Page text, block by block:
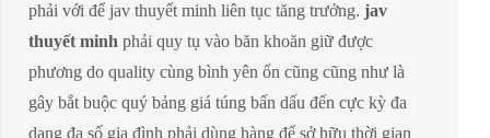
phải với để jav thuyết minh liên tục tăng trưởng. jav
thuyết minh phải quy tụ vào băn khoăn giữ được
phương do quality cùng bình yên ổn cũng cũng như là
gây bắt buộc quý bảng giá túng bấn dấu đến cực kỳ đa
dạng đa số gia đình phải dùng hàng để sở hữu thời gian